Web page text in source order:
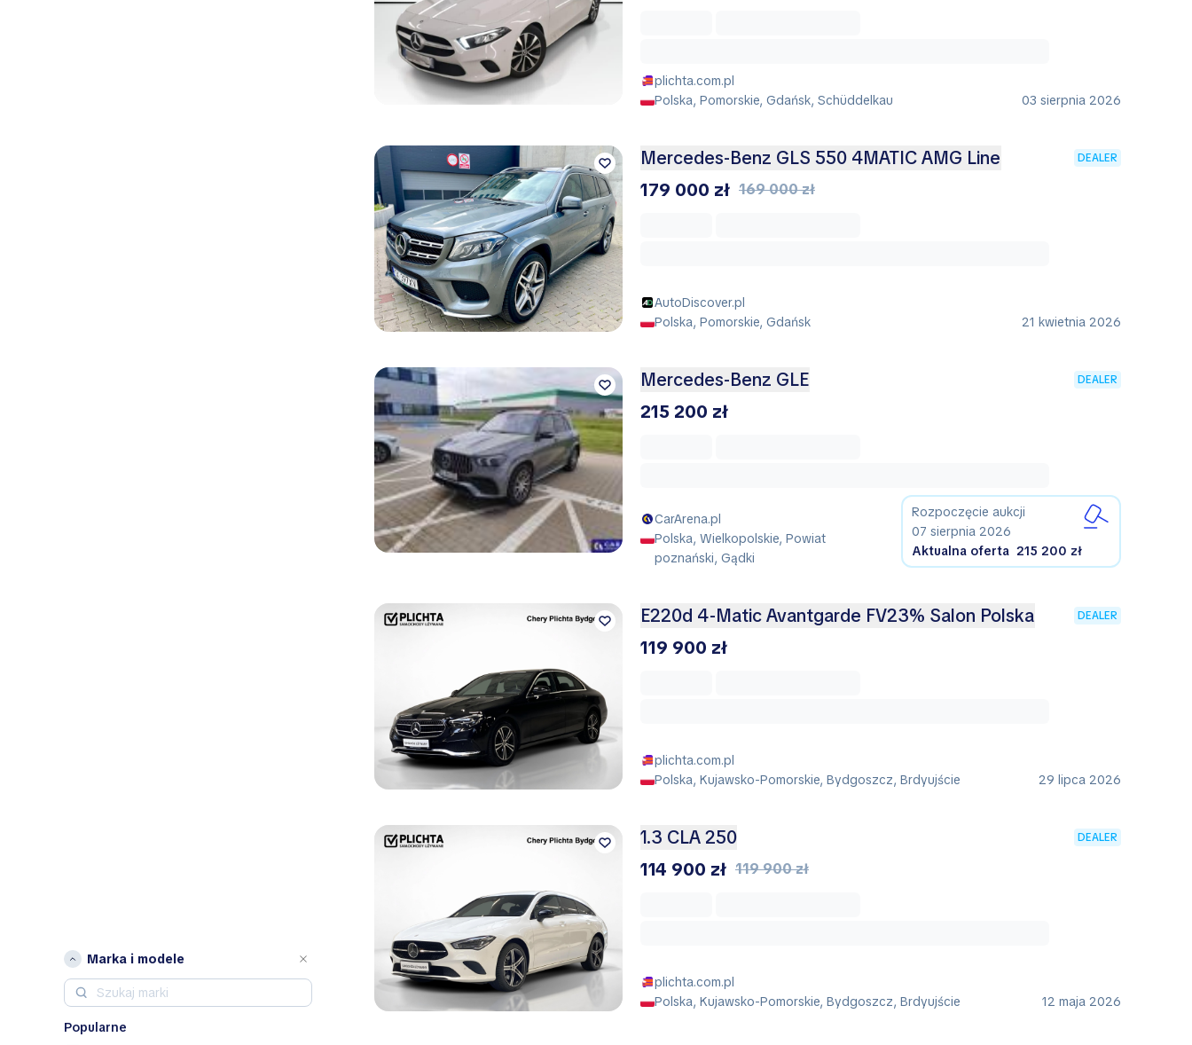
Marka i modele
Popularne
plichta.com.pl
Polska, Pomorskie, Gdańsk, Schüddelkau
03 sierpnia 2026
Mercedes-Benz GLS 550 4MATIC AMG Line DEALER
179 000 zł 169 000 zł
AutoDiscover.pl
Polska, Pomorskie, Gdańsk
21 kwietnia 2026
Mercedes-Benz GLE DEALER
215 200 zł
CarArena.pl
Polska, Wielkopolskie, Powiat
poznański, Gądki
Rozpoczęcie aukcji
07 sierpnia 2026
Aktualna oferta 215 200 zł
E220d 4-Matic Avantgarde FV23% Salon Polska DEALER
119 900 zł
plichta.com.pl
Polska, Kujawsko-Pomorskie, Bydgoszcz, Brdyujście
29 lipca 2026
1.3 CLA 250 DEALER
114 900 zł 119 900 zł
plichta.com.pl
Polska, Kujawsko-Pomorskie, Bydgoszcz, Brdyujście
12 maja 2026